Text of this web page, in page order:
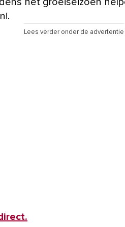
het groeiseizoen
Lees verder onder de advertentie